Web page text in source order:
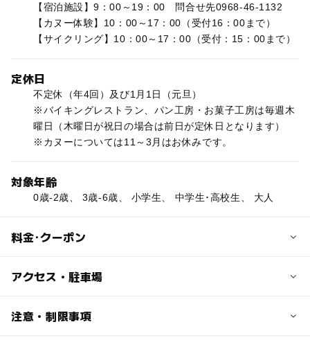
【宿泊施設】9：00～19：00 問合せ先0968-46-1132
【カヌー体験】10：00～17：00（受付16：00まで）
【サイクリング】10：00～17：00（受付：15：00まで）
定休日
不定休（年4回）及び1月1日（元旦）
※バイキングレストラン、パン工房・お菓子工房は毎週木
曜日（木曜日が祝日の場合は前日が定休日となります）
※カヌーについては11～3月はお休みです。
対象年齢
0歳-2歳、 3歳-6歳、 小学生、 中学生･高校生、 大人
料金･クーポン
子供の料金
アクセス・駐車場
交通アクセス
注意・制限事項